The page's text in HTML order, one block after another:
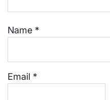
Name *
Email *